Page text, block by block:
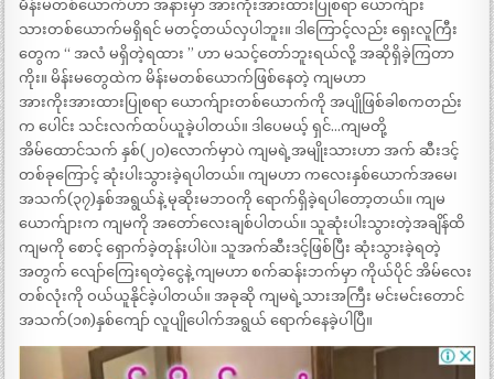
မိန်းမတစ်ယောက်ဟာ အနားမှာ အားကိုးအားထားပြုစရာ ယောက်ျား
သားတစ်ယောက်မရှိရင် မတင့်တယ်လှပါဘူး။ ဒါကြောင့်လည်း ရှေးလူကြီး
တွေက “ အလံ မရှိတဲ့ရထား ” ဟာ မသင့်တော်ဘူးရယ်လို့ အဆိုရှိခဲ့ကြတာ
ကိုး။ မိန်းမတွေထဲက မိန်းမတစ်ယောက်ဖြစ်နေတဲ့ ကျမဟာ
အားကိုးအားထားပြုစရာ ယောက်ျားတစ်ယောက်ကို အပျိုဖြစ်ခါစကတည်း
က ပေါင်း သင်းလက်ထပ်ယူခဲ့ပါတယ်။ ဒါပေမယ့် ရှင်…ကျမတို့
အိမ်ထောင်သက် နှစ်(၂၀)လောက်မှာပဲ ကျမရဲ့အမျိုးသားဟာ အက် ဆီးဒင့်
တစ်ခုကြောင့် ဆုံးပါးသွားခဲ့ရပါတယ်။ ကျမဟာ ကလေးနှစ်ယောက်အမေ၊
အသက်(၃၇)နှစ်အရွယ်နဲ့ မုဆိုးမဘဝကို ရောက်ရှိခဲ့ရပါတော့တယ်။ ကျမ
ယောက်ျားက ကျမကို အတော်လေးချစ်ပါတယ်။ သူဆုံးပါးသွားတဲ့အချိန်ထိ
ကျမကို စောင့် ရှောက်ခဲ့တုန်းပါပဲ။ သူအက်ဆီးဒင့်ဖြစ်ပြီး ဆုံးသွားခဲ့ရတဲ့
အတွက် လျော်ကြေးရတဲ့ငွေနဲ့ ကျမဟာ စက်ဆန်းဘက်မှာ ကိုယ်ပိုင် အိမ်လေး
တစ်လုံးကို ဝယ်ယူနိုင်ခဲ့ပါတယ်။ အခုဆို ကျမရဲ့သားအကြီး မင်းမင်းတောင်
အသက်(၁၈)နှစ်ကျော် လူပျိုပေါက်အရွယ် ရောက်နေခဲ့ပါပြီ။